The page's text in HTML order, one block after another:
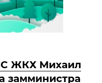
ЖКХ Михаил
замминистра